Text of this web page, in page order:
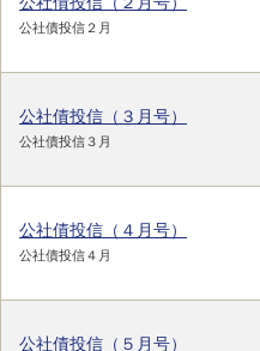
公社債投信２月
公社債投信（３月号）
公社債投信３月
公社債投信（４月号）
公社債投信４月
公社債投信（５月号）